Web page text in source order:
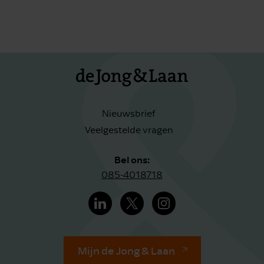
Nieuwsbrief
Veelgestelde vragen
Bel ons:
085-4018718
Mijn de Jong & Laan